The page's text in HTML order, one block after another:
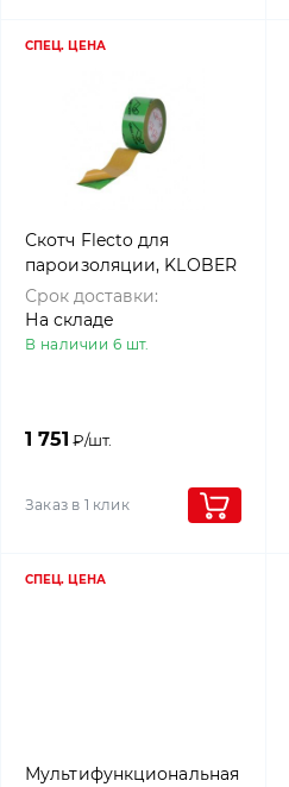
СПЕЦ. ЦЕНА
Скотч Flecto для
пароизоляции, KLOBER
Срок доставки:
На складе
В наличии 6 шт.
1 751 ₽/шт.
Заказ в 1 клик
СПЕЦ. ЦЕНА
Мультифункциональная